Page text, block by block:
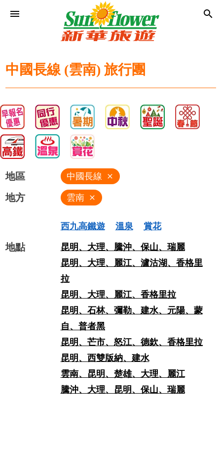
menu search
中國長線 (雲南) 旅行團
地區 中國長線 close
地方 雲南 close
西九高鐵遊 溫泉 賞花
地點
昆明、大理、騰沖、保山、瑞麗
昆明、大理、麗江、瀘沽湖、香格里
拉
昆明、大理、麗江、香格里拉
昆明、石林、彌勒、建水、元陽、蒙
自、普者黑
昆明、芒市、怒江、德欽、香格里拉
昆明、西雙版納、建水
雲南、昆明、楚雄、大理、麗江
騰沖、大理、昆明、保山、瑞麗